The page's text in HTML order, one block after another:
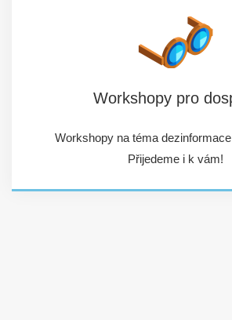
Workshopy pro
Workshopy na téma
Přijedeme i k vám!